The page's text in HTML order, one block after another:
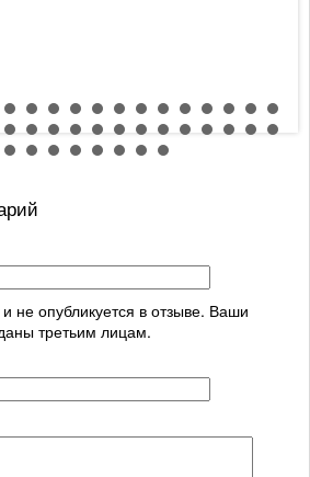
не опубликуется в отзыве. Ваши
третьим лицам.